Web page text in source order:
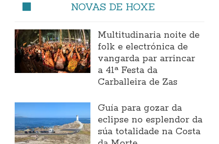
NOVAS DE HOXE
Multitudinaria noite de
folk e electrónica de
vangarda par arrincar
a 41ª Festa da
Carballeira de Zas
Guía para gozar da
eclipse no esplendor da
súa totalidade na Costa